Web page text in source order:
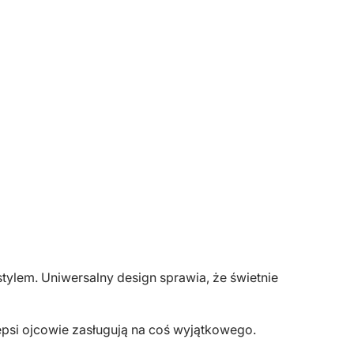
Uniwersalny design sprawia, że świetnie
ojcowie zasługują na coś wyjątkowego.